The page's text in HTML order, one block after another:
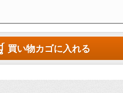
買い物カゴに入れる